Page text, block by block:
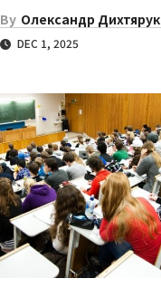
By Олександр Дихтярук
DEC 1, 2025